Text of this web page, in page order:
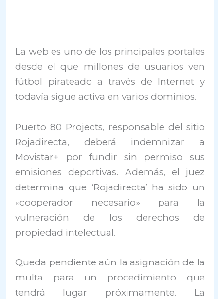
La web es uno de los principales portales
desde el que millones de usuarios ven
fútbol pirateado a través de Internet y
todavía sigue activa en varios dominios.
Puerto 80 Projects, responsable del sitio
Rojadirecta, deberá indemnizar a
Movistar+ por fundir sin permiso sus
emisiones deportivas. Además, el juez
determina que ‘Rojadirecta’ ha sido un
«cooperador necesario» para la
vulneración de los derechos de
propiedad intelectual.
Queda pendiente aún la asignación de la
multa para un procedimiento que
tendrá lugar próximamente. La